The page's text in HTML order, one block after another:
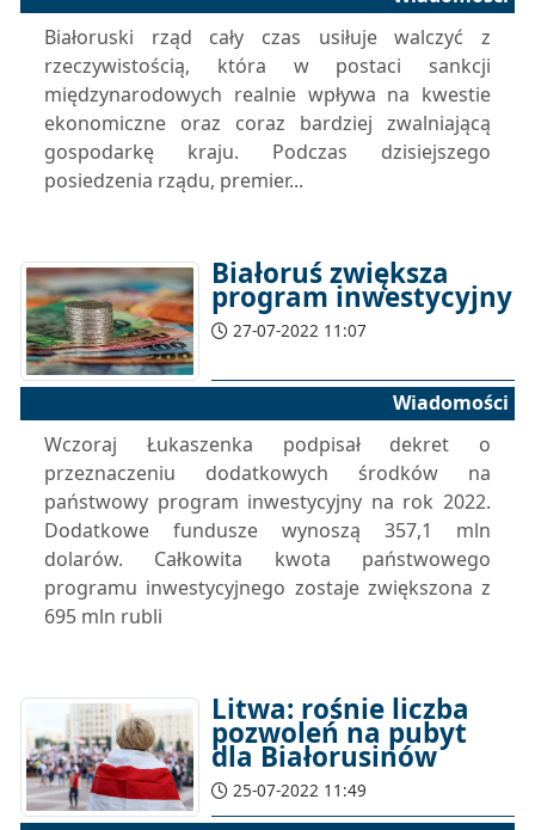
Białoruski rząd cały czas usiłuje walczyć z
rzeczywistością, która w postaci sankcji
międzynarodowych realnie wpływa na kwestie
ekonomiczne oraz coraz bardziej zwalniającą
gospodarkę kraju. Podczas dzisiejszego
posiedzenia rządu, premier...
Białoruś zwiększa
program inwestycyjny
27-07-2022 11:07
Wiadomości
Wczoraj Łukaszenka podpisał dekret o
przeznaczeniu dodatkowych środków na
państwowy program inwestycyjny na rok 2022.
Dodatkowe fundusze wynoszą 357,1 mln
dolarów. Całkowita kwota państwowego
programu inwestycyjnego zostaje zwiększona z
695 mln rubli
Litwa: rośnie liczba
pozwoleń na pubyt
dla Białorusinów
25-07-2022 11:49